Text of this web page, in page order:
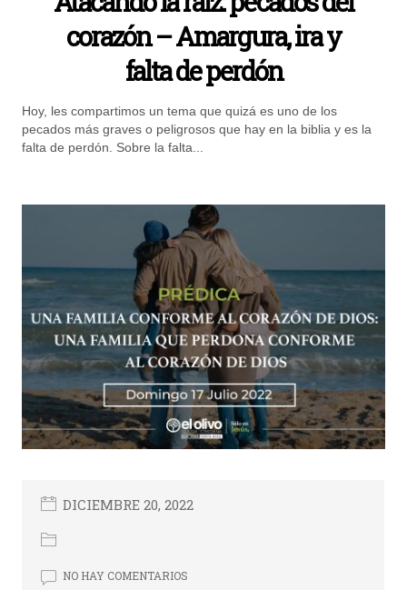
corazón – Amargura, ira y
falta de perdón
Hoy, les compartimos un tema que quizá es uno de los
pecados más graves o peligrosos que hay en la biblia y es la
falta de perdón. Sobre la falta...
DICIEMBRE 20, 2022
NO HAY COMENTARIOS